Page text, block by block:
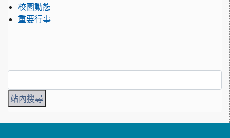
校園動態
重要行事